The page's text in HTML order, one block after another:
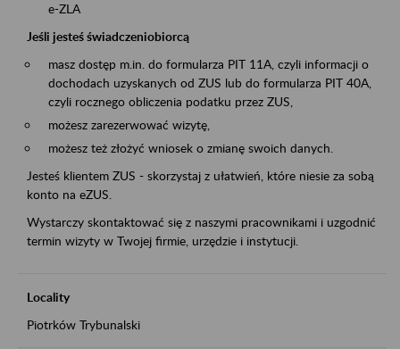
e-ZLA
Jeśli jesteś świadczeniobiorcą
masz dostęp m.in. do formularza PIT 11A, czyli informacji o
dochodach uzyskanych od ZUS lub do formularza PIT 40A,
czyli rocznego obliczenia podatku przez ZUS,
możesz zarezerwować wizytę,
możesz też złożyć wniosek o zmianę swoich danych.
Jesteś klientem ZUS - skorzystaj z ułatwień, które niesie za sobą
konto na eZUS.
Wystarczy skontaktować się z naszymi pracownikami i uzgodnić
termin wizyty w Twojej firmie, urzędzie i instytucji.
Locality
Piotrków Trybunalski